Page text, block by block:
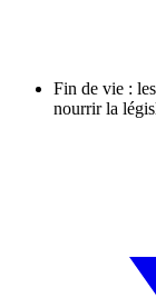
Fin de vie :
nourrir la